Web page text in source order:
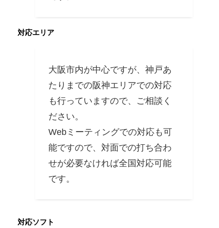
対応エリア
大阪市内が中心ですが、神戸あ
たりまでの阪神エリアでの対応
も行っていますので、ご相談く
ださい。
Webミーティングでの対応も可
能ですので、対面での打ち合わ
せが必要なければ全国対応可能
です。
対応ソフト